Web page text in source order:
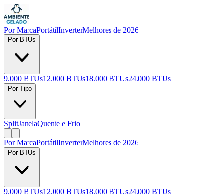
Por MarcaPortátilInverterMelhores de 2026
Por BTUs
9.000 BTUs12.000 BTUs18.000 BTUs24.000 BTUs
Por Tipo
SplitJanelaQuente e Frio
Por MarcaPortátilInverterMelhores de 2026
Por BTUs
9.000 BTUs12.000 BTUs18.000 BTUs24.000 BTUs